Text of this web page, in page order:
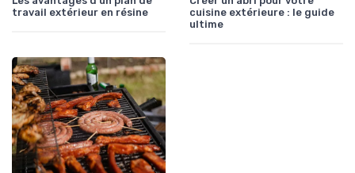
travail extérieur en résine
cuisine extérieure : le guide
ultime